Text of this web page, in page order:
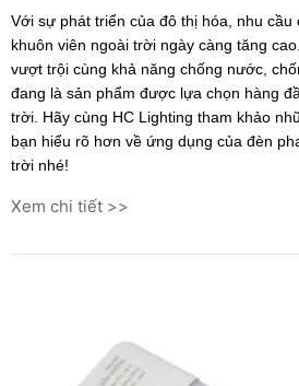
Với sự phát triển của đô thị hóa, nhu cầu
khuôn viên ngoài trời ngày càng tăng
vượt trội cùng khả năng chống nước,
đang là sản phẩm được lựa chọn hàng
trời. Hãy cùng HC Lighting tham khảo
bạn hiểu rõ hơn về ứng dụng của đèn
trời nhé!
Xem chi tiết >>